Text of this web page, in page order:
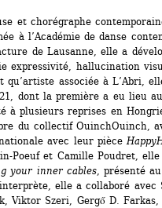
et chorégraphe
à l’Académie de danse
de Lausanne, elle a
expressivité, hallucination
associée à L’Abri,
dont la première a eu lieu
à plusieurs reprises en
du collectif OuinchOuinch,
avec leur pièce
Poeuf et Camille Poudret,
your inner cables, présenté
elle a collaboré avec
Viktor Szeri, Gergő D. Farkas,